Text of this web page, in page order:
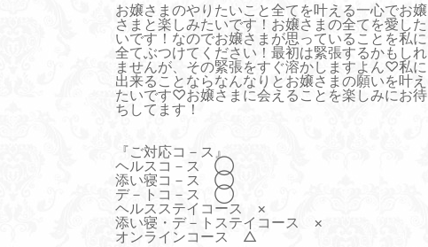
お嬢さまのやりたいこと全てを叶える一心でお嬢
さまと楽しみたいです！お嬢さまの全てを愛した
いです！なのでお嬢さまが思っていることを私に
全てぶつけてください！最初は緊張するかもしれ
ませんが、その緊張をすぐ溶かしますよん♡私に
出来ることならなんなりとお嬢さまの願いを叶え
たいです♡お嬢さまに会えることを楽しみにお待
ちしてます！
『ご対応コ－ス』
ヘルスコ－ス ◯
添い寝コ－ス ◯
デ－トコ－ス ◯
ヘルスステイコース ×
添い寝・デ－トステイコース ×
オンラインコース △